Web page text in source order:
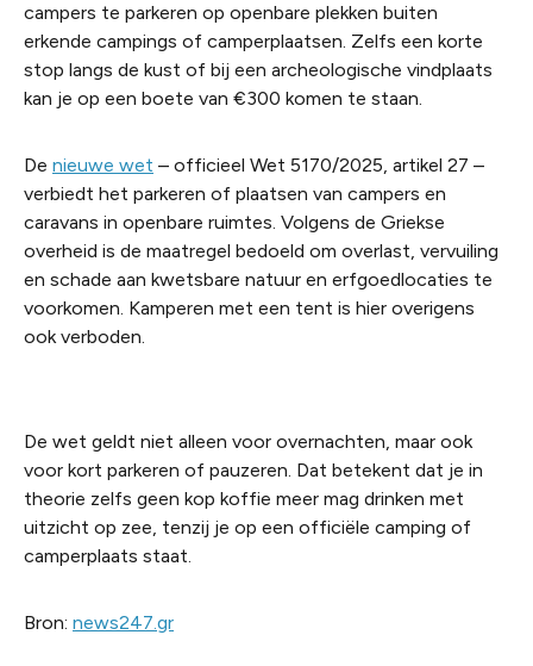
campers te parkeren op openbare plekken buiten
erkende campings of camperplaatsen. Zelfs een korte
stop langs de kust of bij een archeologische vindplaats
kan je op een boete van €300 komen te staan.
De nieuwe wet – officieel Wet 5170/2025, artikel 27 –
verbiedt het parkeren of plaatsen van campers en
caravans in openbare ruimtes. Volgens de Griekse
overheid is de maatregel bedoeld om overlast, vervuiling
en schade aan kwetsbare natuur en erfgoedlocaties te
voorkomen. Kamperen met een tent is hier overigens
ook verboden.
De wet geldt niet alleen voor overnachten, maar ook
voor kort parkeren of pauzeren. Dat betekent dat je in
theorie zelfs geen kop koffie meer mag drinken met
uitzicht op zee, tenzij je op een officiële camping of
camperplaats staat.
Bron: news247.gr